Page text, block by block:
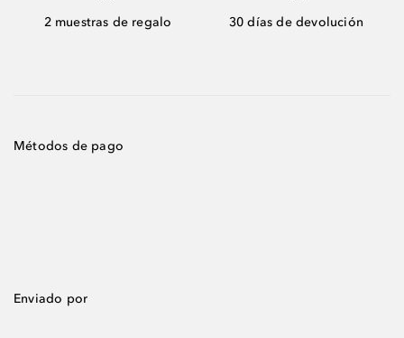
2 muestras de regalo 30 días de devolución
Métodos de pago
Enviado por